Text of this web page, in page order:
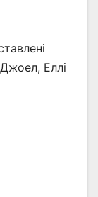
Еллі